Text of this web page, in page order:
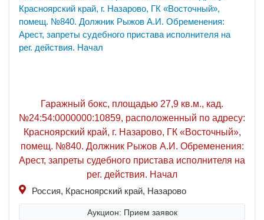
Гаражный бокс, площадью 27,9 кв.м., кад.
№24:54:0000000:10859, расположенный по адресу:
Красноярский край, г. Назарово, ГК «Восточный»,
помещ. №840. Должник Рыжов А.И. Обременения:
Арест, запреты судебного пристава исполнителя на
рег. действия. Начал
Россия, Красноярский край, Назарово
Аукцион: Прием заявок